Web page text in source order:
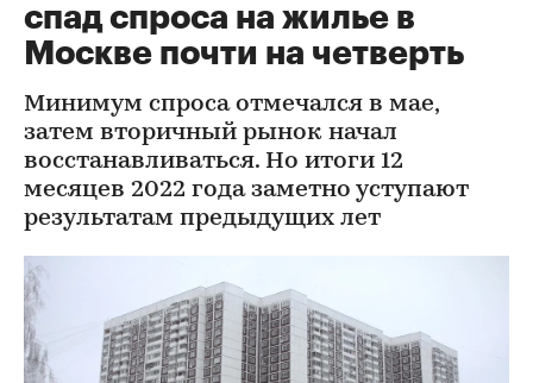
спад спроса на жилье в
Москве почти на четверть
Минимум спроса отмечался в мае,
затем вторичный рынок начал
восстанавливаться. Но итоги 12
месяцев 2022 года заметно уступают
результатам предыдущих лет